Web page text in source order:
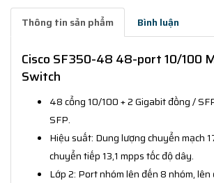
Thông tin sản phẩm Bình luận
Cisco SF350-48 48-port 10/100
Switch
48 cổng 10/100 + 2 Gigabit đồng /
SFP.
Hiệu suất: Dung lượng chuyển mạch
chuyển tiếp 13,1 mpps tốc độ dây.
Lớp 2: Port nhóm lên đến 8 nhóm, lên